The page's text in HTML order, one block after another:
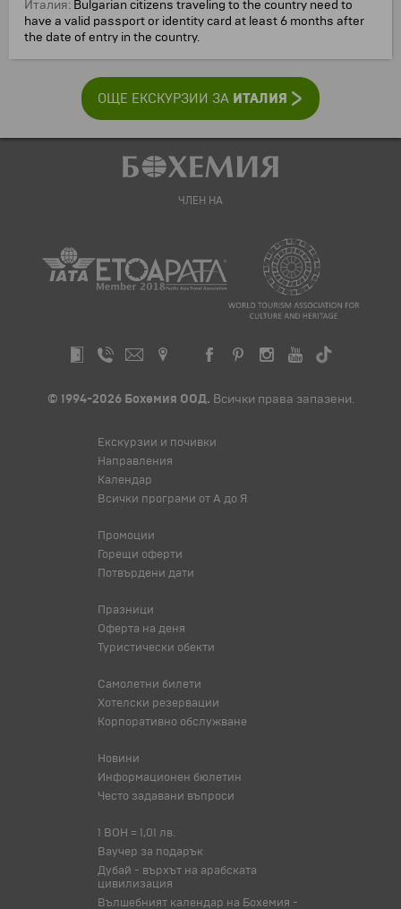
Италия: Bulgarian citizens traveling to the country need to
have a valid passport or identity card at least 6 months after
the date of entry in the country.
ОЩЕ ЕКСКУРЗИИ ЗА ИТАЛИЯ
ЧЛЕН НА
© 1994-2026 Бохемия ООД. Всички права запазени.
Екскурзии и почивки
Направления
Календар
Всички програми от А до Я
Промоции
Горещи оферти
Потвърдени дати
Празници
Оферта на деня
Туристически обекти
Самолетни билети
Хотелски резервации
Корпоративно обслужване
Новини
Информационен бюлетин
Често задавани въпроси
1 BOH = 1,01 лв.
Ваучер за подарък
Дубай - върхът на арабската
цивилизация
Вълшебният календар на Бохемия -